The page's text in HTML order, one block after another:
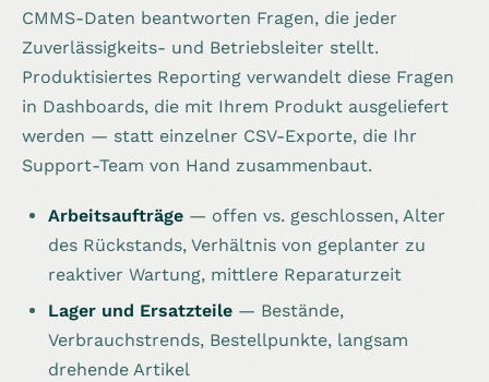
CMMS-Daten beantworten Fragen, die jeder
Zuverlässigkeits- und Betriebsleiter stellt.
Produktisiertes Reporting verwandelt diese Fragen
in Dashboards, die mit Ihrem Produkt ausgeliefert
werden — statt einzelner CSV-Exporte, die Ihr
Support-Team von Hand zusammenbaut.
Arbeitsaufträge — offen vs. geschlossen, Alter
des Rückstands, Verhältnis von geplanter zu
reaktiver Wartung, mittlere Reparaturzeit
Lager und Ersatzteile — Bestände,
Verbrauchstrends, Bestellpunkte, langsam
drehende Artikel